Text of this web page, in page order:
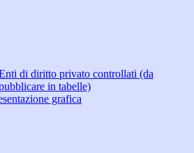
di diritto privato controllati (da
in tabelle)
grafica